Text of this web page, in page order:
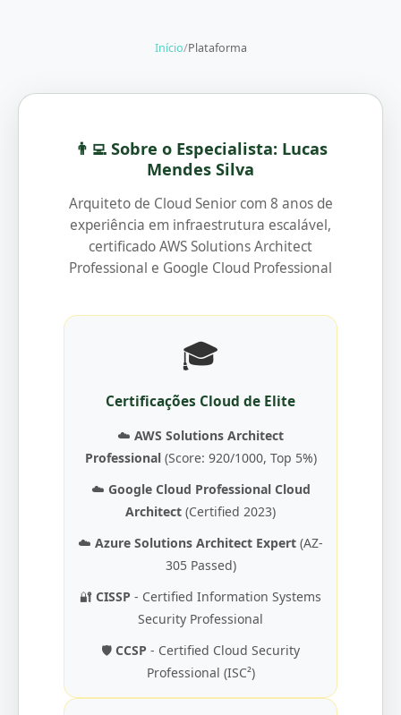
Início/Plataforma
👨‍💻 Sobre o Especialista: Lucas
Mendes Silva
Arquiteto de Cloud Senior com 8 anos de
experiência em infraestrutura escalável,
certificado AWS Solutions Architect
Professional e Google Cloud Professional
🎓
Certificações Cloud de Elite
☁️ AWS Solutions Architect
Professional(Score: 920/1000, Top 5%)
☁️ Google Cloud Professional Cloud
Architect (Certified 2023)
☁️ Azure Solutions Architect Expert (AZ-
305 Passed)
🔐 CISSP - Certified Information Systems
Security Professional
🛡️ CCSP - Certified Cloud Security
Professional (ISC²)